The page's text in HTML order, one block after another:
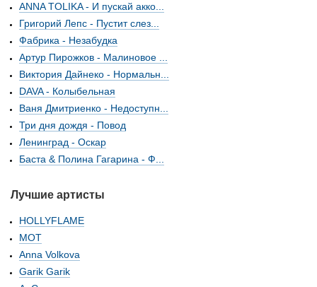
ANNA TOLIKA - И пускай акко...
Григорий Лепс - Пустит слез...
Фабрика - Незабудка
Артур Пирожков - Малиновое ...
Виктория Дайнеко - Нормальн...
DAVA - Колыбельная
Ваня Дмитриенко - Недоступн...
Три дня дождя - Повод
Ленинград - Оскар
Баста & Полина Гагарина - Ф...
Лучшие артисты
HOLLYFLAME
МОТ
Anna Volkova
Garik Garik